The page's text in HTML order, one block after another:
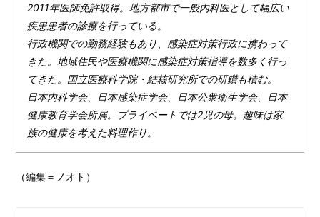
2011年医師免許取得。地方都市で一般内科医として幅広い
疾患患者の診療を行っている。
行政機関での勤務経験もあり、感染症対策行政に携わって
きた。地域住民や医療機関に感染症対策指導を数多く行っ
てきた。国立医療科学院・結核研究所での研鑽も積む。
日本内科学会、日本感染症学会、日本公衆衛生学会、日本
健康教育学会所属。プライベートでは2児の母。趣味は家
族の健康を考えた料理作り。
（編集＝ノオト）